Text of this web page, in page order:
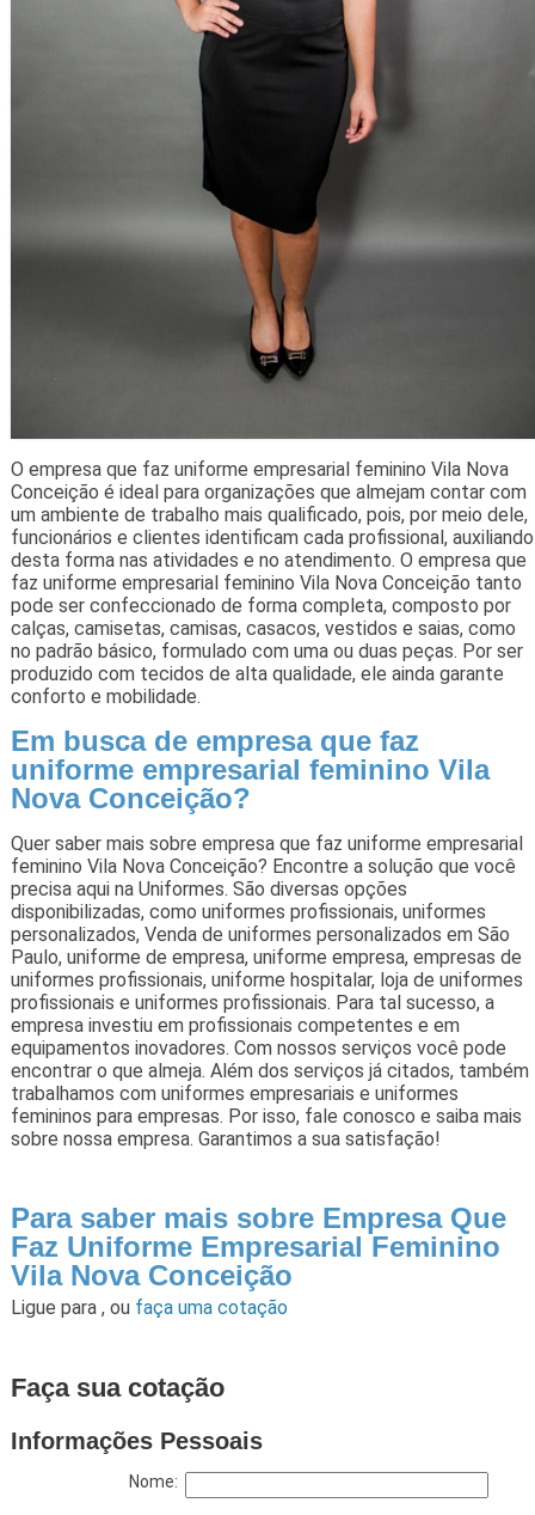
O empresa que faz uniforme empresarial feminino Vila Nova
Conceição é ideal para organizações que almejam contar com
um ambiente de trabalho mais qualificado, pois, por meio dele,
funcionários e clientes identificam cada profissional, auxiliando
desta forma nas atividades e no atendimento. O empresa que
faz uniforme empresarial feminino Vila Nova Conceição tanto
pode ser confeccionado de forma completa, composto por
calças, camisetas, camisas, casacos, vestidos e saias, como
no padrão básico, formulado com uma ou duas peças. Por ser
produzido com tecidos de alta qualidade, ele ainda garante
conforto e mobilidade.
Em busca de empresa que faz
uniforme empresarial feminino Vila
Nova Conceição?
Quer saber mais sobre empresa que faz uniforme empresarial
feminino Vila Nova Conceição? Encontre a solução que você
precisa aqui na Uniformes. São diversas opções
disponibilizadas, como uniformes profissionais, uniformes
personalizados, Venda de uniformes personalizados em São
Paulo, uniforme de empresa, uniforme empresa, empresas de
uniformes profissionais, uniforme hospitalar, loja de uniformes
profissionais e uniformes profissionais. Para tal sucesso, a
empresa investiu em profissionais competentes e em
equipamentos inovadores. Com nossos serviços você pode
encontrar o que almeja. Além dos serviços já citados, também
trabalhamos com uniformes empresariais e uniformes
femininos para empresas. Por isso, fale conosco e saiba mais
sobre nossa empresa. Garantimos a sua satisfação!
Para saber mais sobre Empresa Que
Faz Uniforme Empresarial Feminino
Vila Nova Conceição
Ligue para , ou faça uma cotação
Faça sua cotação
Informações Pessoais
Nome: